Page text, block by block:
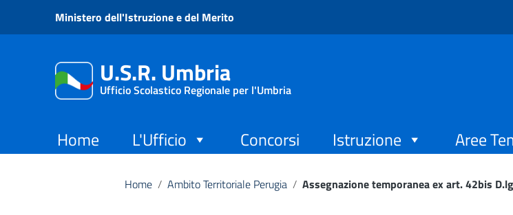
Vai ai contenuti
Vai al menu di navigazione
Ministero dell'Istruzione e del Merito
U.S.R. Umbria
Ufficio Scolastico Regionale per l'Umbria
Home L'Ufficio Concorsi Istruzione Aree
Home / Ambito Territoriale Perugia / Assegnazione temporanea ex art. 42bis